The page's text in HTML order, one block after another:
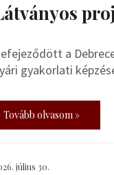
a
gyakorlati
Tovább olvasom »
július 30.